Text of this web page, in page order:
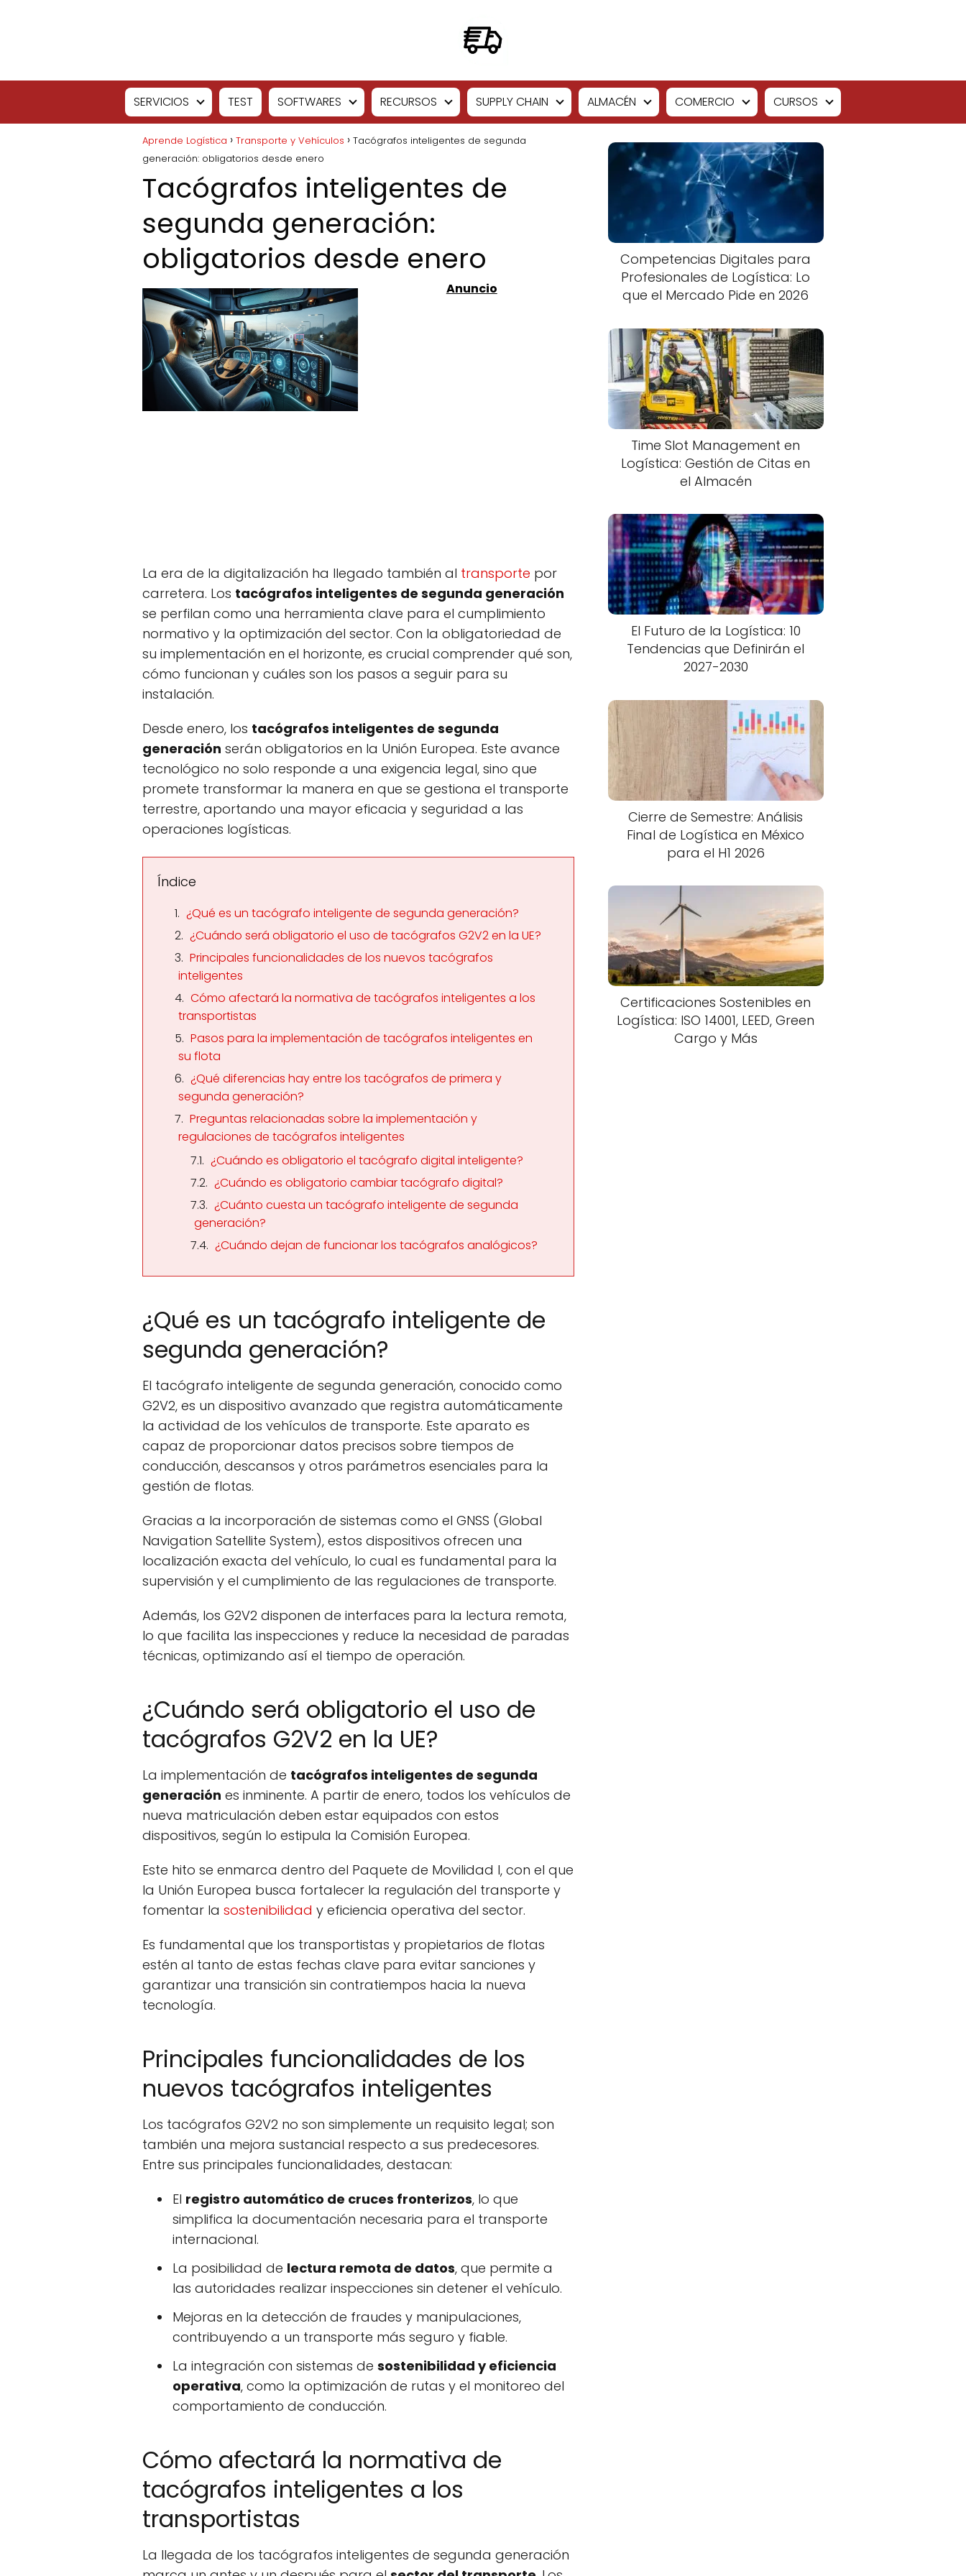
SERVICIOS TEST SOFTWARES RECURSOS SUPPLY CHAIN ALMACÉN COMERCIO CURSOS
Aprende Logística Transporte y Vehículos
Tacógrafos inteligentes de segunda
generación: obligatorios desde enero
Tacógrafos inteligentes de
segunda generación:
obligatorios desde enero
La era de la digitalización ha llegado también al transporte por
carretera. Los tacógrafos inteligentes de segunda generación
se perfilan como una herramienta clave para el cumplimiento
normativo y la optimización del sector. Con la obligatoriedad de
su implementación en el horizonte, es crucial comprender qué son,
cómo funcionan y cuáles son los pasos a seguir para su
instalación.
Desde enero, los tacógrafos inteligentes de segunda
generación serán obligatorios en la Unión Europea. Este avance
tecnológico no solo responde a una exigencia legal, sino que
promete transformar la manera en que se gestiona el transporte
terrestre, aportando una mayor eficacia y seguridad a las
operaciones logísticas.
Índice
¿Qué es un tacógrafo inteligente de segunda generación?
¿Cuándo será obligatorio el uso de tacógrafos G2V2 en la UE?
Principales funcionalidades de los nuevos tacógrafos
inteligentes
Cómo afectará la normativa de tacógrafos inteligentes a los
transportistas
Pasos para la implementación de tacógrafos inteligentes en
su flota
¿Qué diferencias hay entre los tacógrafos de primera y
segunda generación?
Preguntas relacionadas sobre la implementación y
regulaciones de tacógrafos inteligentes
¿Cuándo es obligatorio el tacógrafo digital inteligente?
¿Cuándo es obligatorio cambiar tacógrafo digital?
¿Cuánto cuesta un tacógrafo inteligente de segunda
generación?
¿Cuándo dejan de funcionar los tacógrafos analógicos?
¿Qué es un tacógrafo inteligente de
segunda generación?
El tacógrafo inteligente de segunda generación, conocido como
G2V2, es un dispositivo avanzado que registra automáticamente
la actividad de los vehículos de transporte. Este aparato es
capaz de proporcionar datos precisos sobre tiempos de
conducción, descansos y otros parámetros esenciales para la
gestión de flotas.
Gracias a la incorporación de sistemas como el GNSS (Global
Navigation Satellite System), estos dispositivos ofrecen una
localización exacta del vehículo, lo cual es fundamental para la
supervisión y el cumplimiento de las regulaciones de transporte.
Además, los G2V2 disponen de interfaces para la lectura remota,
lo que facilita las inspecciones y reduce la necesidad de paradas
técnicas, optimizando así el tiempo de operación.
¿Cuándo será obligatorio el uso de
tacógrafos G2V2 en la UE?
La implementación de tacógrafos inteligentes de segunda
generación es inminente. A partir de enero, todos los vehículos de
nueva matriculación deben estar equipados con estos
dispositivos, según lo estipula la Comisión Europea.
Este hito se enmarca dentro del Paquete de Movilidad I, con el que
la Unión Europea busca fortalecer la regulación del transporte y
fomentar la sostenibilidad y eficiencia operativa del sector.
Es fundamental que los transportistas y propietarios de flotas
estén al tanto de estas fechas clave para evitar sanciones y
garantizar una transición sin contratiempos hacia la nueva
tecnología.
Principales funcionalidades de los
nuevos tacógrafos inteligentes
Los tacógrafos G2V2 no son simplemente un requisito legal; son
también una mejora sustancial respecto a sus predecesores.
Entre sus principales funcionalidades, destacan:
El registro automático de cruces fronterizos, lo que
simplifica la documentación necesaria para el transporte
internacional.
La posibilidad de lectura remota de datos, que permite a
las autoridades realizar inspecciones sin detener el vehículo.
Mejoras en la detección de fraudes y manipulaciones,
contribuyendo a un transporte más seguro y fiable.
La integración con sistemas de sostenibilidad y eficiencia
operativa, como la optimización de rutas y el monitoreo del
comportamiento de conducción.
Cómo afectará la normativa de
tacógrafos inteligentes a los
transportistas
La llegada de los tacógrafos inteligentes de segunda generación
Competencias Digitales para
Profesionales de Logística: Lo
que el Mercado Pide en 2026
Time Slot Management en
Logística: Gestión de Citas en
el Almacén
El Futuro de la Logística: 10
Tendencias que Definirán el
2027-2030
Cierre de Semestre: Análisis
Final de Logística en México
para el H1 2026
Certificaciones Sostenibles en
Logística: ISO 14001, LEED, Green
Cargo y Más